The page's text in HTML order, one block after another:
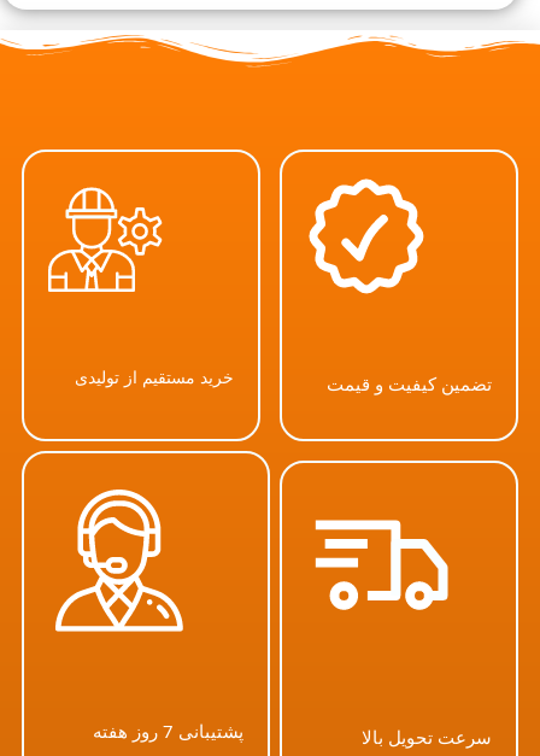
تضمین کیفیت و قیمت خرید مستقیم از تولیدی
سرعت تحویل بالا پشتیبانی 7 روز هفته